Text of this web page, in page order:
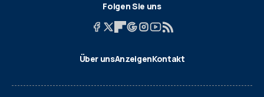
Folgen Sie uns
Über unsAnzeigenKontakt